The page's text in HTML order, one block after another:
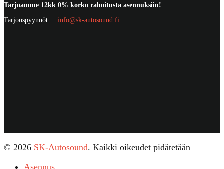
Tarjoamme 12kk 0% korko rahoitusta asennuksiin!
Tarjouspyynnöt: info@sk-autosound.fi
© 2026 SK-Autosound. Kaikki oikeudet pidätetään
Asennus